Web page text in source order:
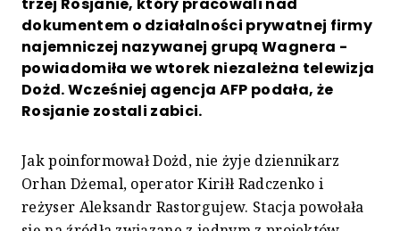
trzej Rosjanie, który pracowali nad
dokumentem o działalności prywatnej firmy
najemniczej nazywanej grupą Wagnera -
powiadomiła we wtorek niezależna telewizja
Dożd. Wcześniej agencja AFP podała, że
Rosjanie zostali zabici.
Jak poinformował Dożd, nie żyje dziennikarz
Orhan Dżemal, operator Kiriłł Radczenko i
reżyser Aleksandr Rastorgujew. Stacja powołała